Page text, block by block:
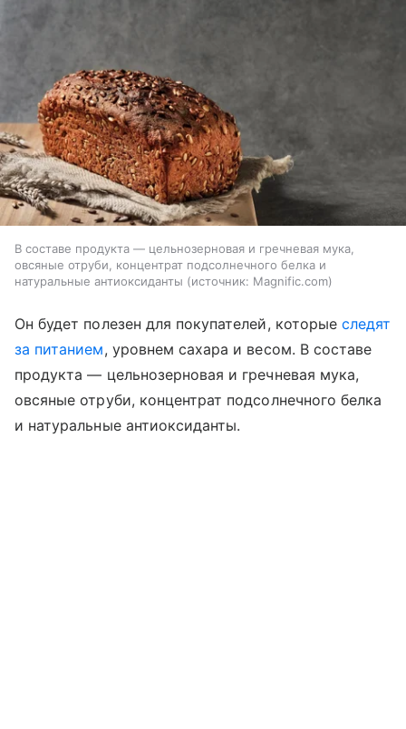
В составе продукта — цельнозерновая и гречневая мука,
овсяные отруби, концентрат подсолнечного белка и
натуральные антиоксиданты
источник: Magnific.com
Он будет полезен для покупателей, которыеследят
за питанием, уровнем сахара и весом. В составе
продукта — цельнозерновая и гречневая мука,
овсяные отруби, концентрат подсолнечного белка
и натуральные антиоксиданты.